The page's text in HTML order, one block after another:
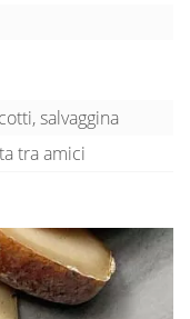
salvaggina
tra amici